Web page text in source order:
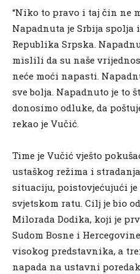
“Niko to pravo i taj čin ne
Napadnuta je Srbija
Republika Srpska.
mislili da su naše
neće moći napasti.
sve bolja. Napadnuto je to
donosimo odluke, da
rekao je Vučić.
Time je Vučić vješto
ustaškog režima i
situaciju, poistovjećujući
svjetskom ratu. Cilj je bio
Milorada Dodika, koji je
Sudom Bosne i
visokog predstavnika, a
napada na ustavni